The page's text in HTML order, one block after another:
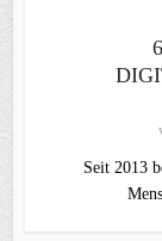
Seit 2013